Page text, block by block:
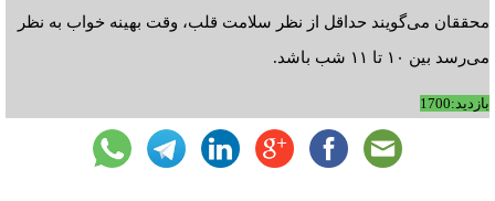
محققان می‌گویند حداقل از نظر سلامت قلب، وقت بهینه خواب به نظر
می‌رسد بین ۱۰ تا ۱۱ شب باشد.
بازدید:1700